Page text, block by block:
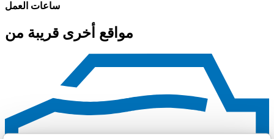
ساعات العمل
مواقع أخرى قريبة من